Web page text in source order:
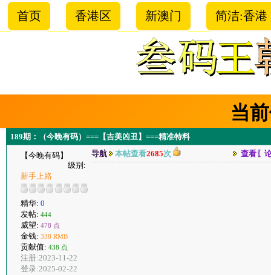
首页 香港区 新澳门 简洁:香港
当
189期：（今晚有码）===【吉美凶丑】===精准特料
【今晚有码】
级别:
新手上路
精华: 0
发帖: 444
威望: 478 点
金钱: 338 RMB
贡献值: 438 点
注册:2023-11-22
登录:2025-02-22
导航 本帖查看2685次 查看〖